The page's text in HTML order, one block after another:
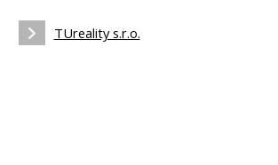
TUreality s.r.o.